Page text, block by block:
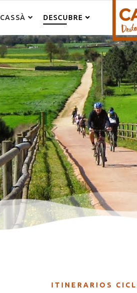
CASSÀ DESCUBRE
ITINERARIOS